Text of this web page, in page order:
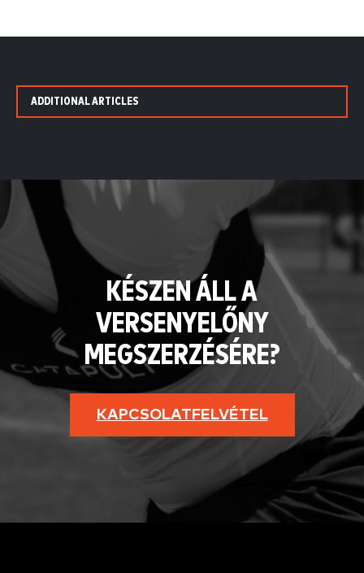
ADDITIONAL ARTICLES
KÉSZEN ÁLL A
VERSENYELŐNY
MEGSZERZÉSÉRE?
KAPCSOLATFELVÉTEL